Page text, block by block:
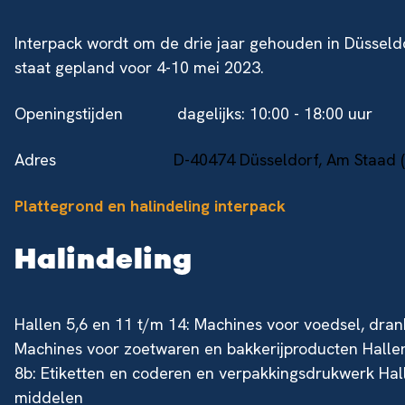
Interpack wordt om de drie jaar gehouden in
staat gepland voor 4-10 mei 2023.
Openingstijden dagelijks: 10:00 - 18:00 uur
Adres D-40474 Düsseldorf, Am Staad
Plattegrond en halindeling interpack
Halindeling
Hallen 5,6 en 11 t/m 14: Machines voor voedsel,
Machines voor zoetwaren en bakkerijproducten
8b: Etiketten en coderen en verpakkingsdrukwerk
middelen